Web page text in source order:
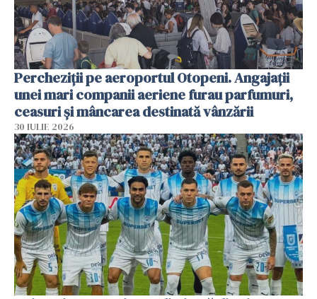
Percheziții pe aeroportul Otopeni. Angajații
unei mari companii aeriene furau parfumuri,
ceasuri și mâncarea destinată vânzării
30 IULIE 2026